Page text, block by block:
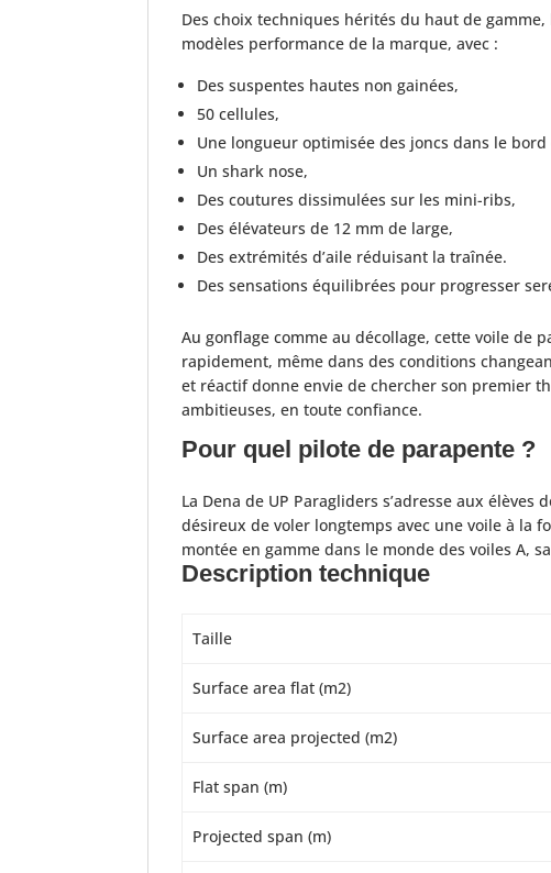
Des choix techniques hérités du haut de
modèles performance de la marque, avec :
Des suspentes hautes non gainées,
50 cellules,
Une longueur optimisée des joncs dans le bord
Un shark nose,
Des coutures dissimulées sur les mini-ribs,
Des élévateurs de 12 mm de large,
Des extrémités d’aile réduisant la traînée.
Des sensations équilibrées pour progresser
Au gonflage comme au décollage, cette voile de
rapidement, même dans des conditions
et réactif donne envie de chercher son premier
ambitieuses, en toute confiance.
Pour quel pilote de parapente ?
La Dena de UP Paragliders s’adresse aux
désireux de voler longtemps avec une voile à la
montée en gamme dans le monde des voiles A,
Description technique
Taille
Surface area flat (m2)
Surface area projected (m2)
Flat span (m)
Projected span (m)